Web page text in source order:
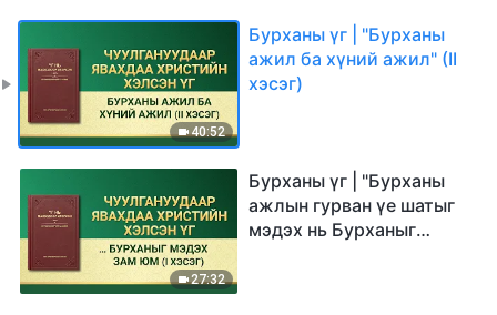
40:52
Бурханы үг | "Бурханы
ажил ба хүний ажил" (II
хэсэг)
27:32
Бурханы үг | "Бурханы
ажлын гурван үе шатыг
мэдэх нь Бурханыг